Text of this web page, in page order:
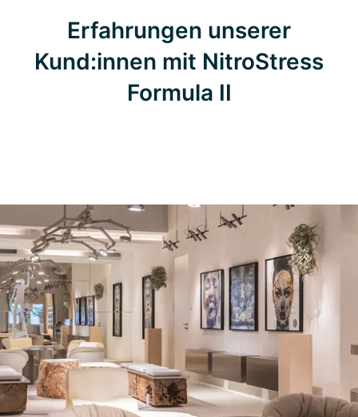
Erfahrungen unserer
Kund:innen mit NitroStress
Formula II